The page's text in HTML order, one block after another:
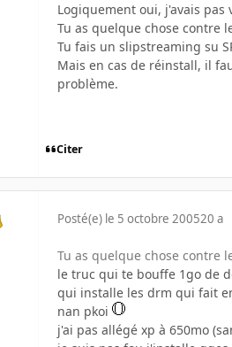
Logiquement oui, j'avais
Tu as quelque chose contre
Tu fais un slipstreaming su
Mais en cas de réinstall, il
problème.
Citer
Posté(e) le 5 octobre 200520 a
Tu as quelque chose contre
le truc qui te bouffe 1go de
qui installe les drm qui fait
nan pkoi
j'ai pas allégé xp à 650mo